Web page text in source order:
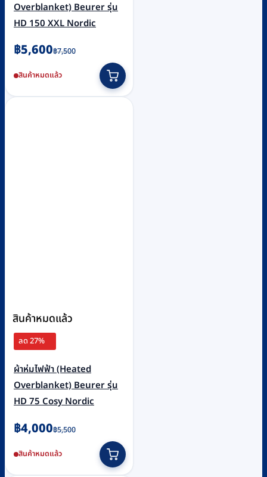
Overblanket) Beurer รุ่น
HD 150 XXL Nordic
฿7,500
Original
was:
฿7,500.
฿5,600
Current
is:
฿5,600.
สินค้าหมดแล้ว
สินค้าหมดแล้ว
ลด 27%
ผ้าห่มไฟฟ้า (Heated
Overblanket) Beurer รุ่น
HD 75 Cosy Nordic
฿5,500
Original
was:
฿4,000
Current
is:สินค้าหมดแล้ว